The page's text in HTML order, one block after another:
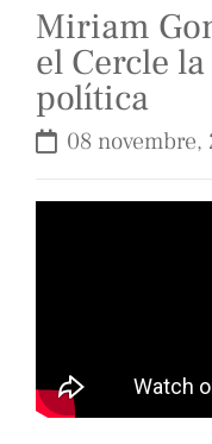
Miriam
el Cercle
política
08 novembre,